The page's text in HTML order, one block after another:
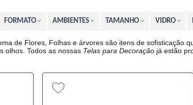
FORMATO AMBIENTES TAMANHO VIDRO
de Flores, Folhas e árvores são itens de sofisticação
olhos. Todos as nossas Telas para Decoração já estão